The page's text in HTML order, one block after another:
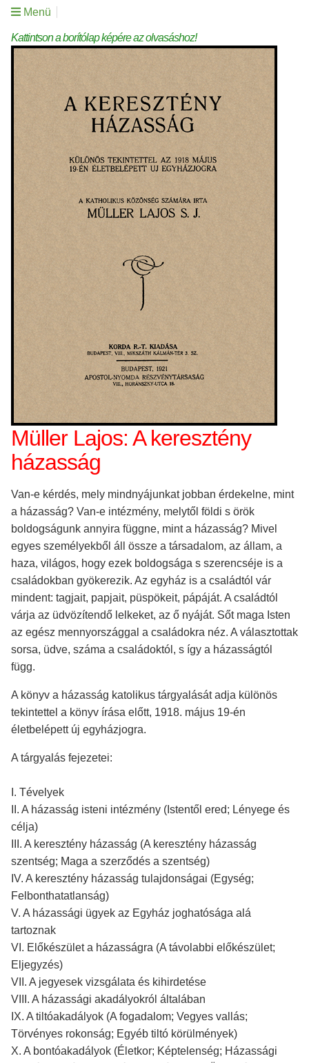
Menü
Kattintson a borítólap képére az olvasáshoz!
Müller Lajos: A keresztény
házasság
Van-e kérdés, mely mindnyájunkat jobban érdekelne, mint
a házasság? Van-e intézmény, melytől földi s örök
boldogságunk annyira függne, mint a házasság? Mivel
egyes személyekből áll össze a társadalom, az állam, a
haza, világos, hogy ezek boldogsága s szerencséje is a
családokban gyökerezik. Az egyház is a családtól vár
mindent: tagjait, papjait, püspökeit, pápáját. A családtól
várja az üdvözítendő lelkeket, az ő nyáját. Sőt maga Isten
az egész mennyországgal a családokra néz. A választottak
sorsa, üdve, száma a családoktól, s így a házasságtól
függ.
A könyv a házasság katolikus tárgyalását adja különös
tekintettel a könyv írása előtt, 1918. május 19-én
életbelépett új egyházjogra.
A tárgyalás fejezetei:
I. Tévelyek
II. A házasság isteni intézmény (Istentől ered; Lényege és
célja)
III. A keresztény házasság (A keresztény házasság
szentség; Maga a szerződés a szentség)
IV. A keresztény házasság tulajdonságai (Egység;
Felbonthatatlanság)
V. A házassági ügyek az Egyház joghatósága alá
tartoznak
VI. Előkészület a házasságra (A távolabbi előkészület;
Eljegyzés)
VII. A jegyesek vizsgálata és kihirdetése
VIII. A házassági akadályokról általában
IX. A tiltóakadályok (A fogadalom; Vegyes vallás;
Törvényes rokonság; Egyéb tiltó körülmények)
X. A bontóakadályok (Életkor; Képtelenség; Házassági